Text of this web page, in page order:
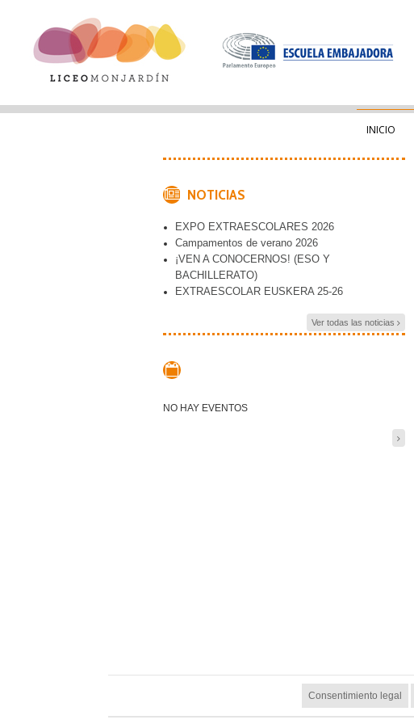
INICIO
NOTICIAS
EXPO EXTRAESCOLARES 2026
Campamentos de verano 2026
¡VEN A CONOCERNOS! (ESO Y
BACHILLERATO)
EXTRAESCOLAR EUSKERA 25-26
Ver todas las noticias
NO HAY EVENTOS
Consentimiento legal